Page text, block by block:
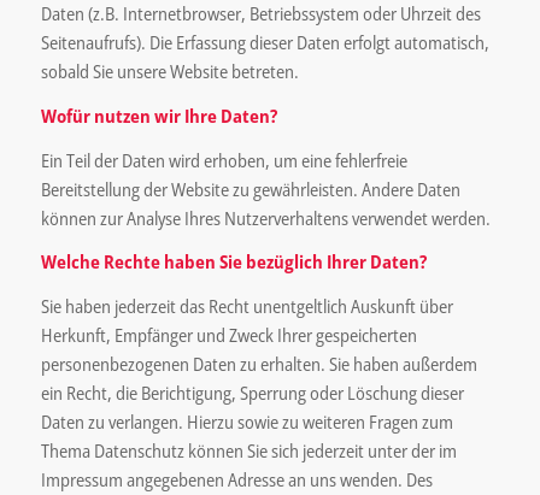
Daten (z.B. Internetbrowser, Betriebssystem oder Uhrzeit des
Seitenaufrufs). Die Erfassung dieser Daten erfolgt automatisch,
sobald Sie unsere Website betreten.
Wofür nutzen wir Ihre Daten?
Ein Teil der Daten wird erhoben, um eine fehlerfreie
Bereitstellung der Website zu gewährleisten. Andere Daten
können zur Analyse Ihres Nutzerverhaltens verwendet werden.
Welche Rechte haben Sie bezüglich Ihrer Daten?
Sie haben jederzeit das Recht unentgeltlich Auskunft über
Herkunft, Empfänger und Zweck Ihrer gespeicherten
personenbezogenen Daten zu erhalten. Sie haben außerdem
ein Recht, die Berichtigung, Sperrung oder Löschung dieser
Daten zu verlangen. Hierzu sowie zu weiteren Fragen zum
Thema Datenschutz können Sie sich jederzeit unter der im
Impressum angegebenen Adresse an uns wenden. Des